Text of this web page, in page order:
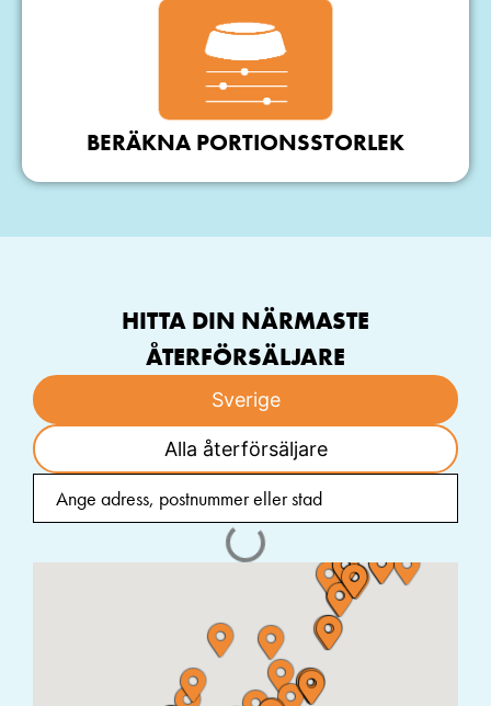
BERÄKNA PORTIONSSTORLEK
HITTA DIN NÄRMASTE
ÅTERFÖRSÄLJARE
Sverige
Alla återförsäljare